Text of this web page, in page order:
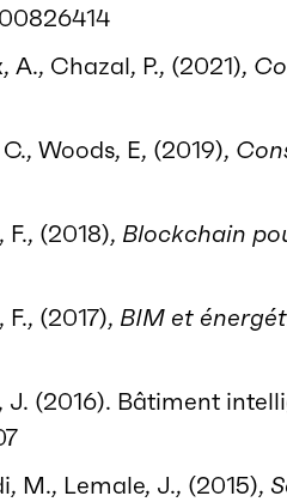
A., Chazal, P., (2021),
Woods, E, (2019),
(2018), Blockchain
(2017), BIM et
J. (2016). Bâtiment
M., Lemale, J., (2015),